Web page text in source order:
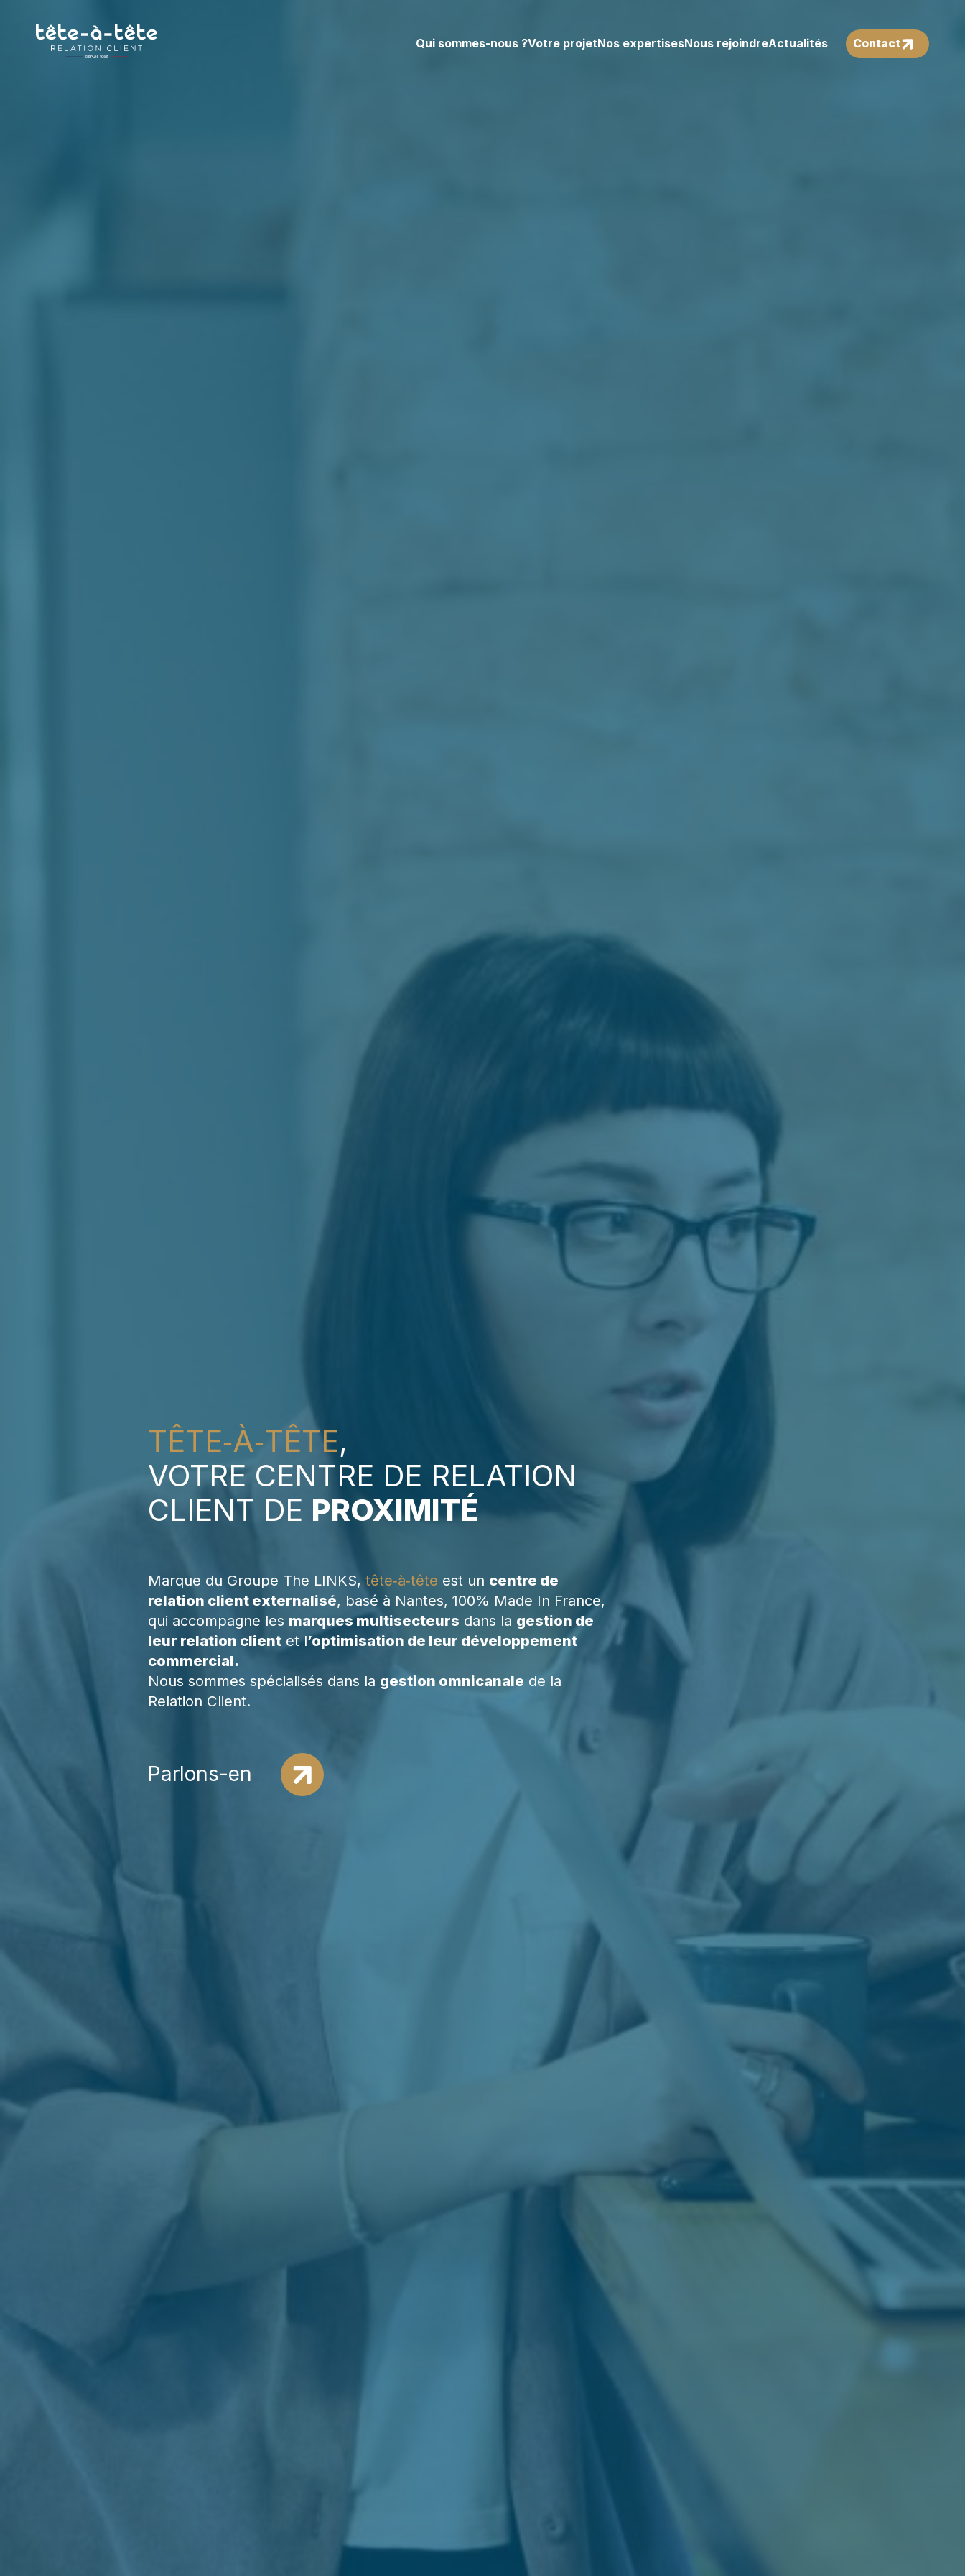
Qui sommes-nous ?Votre projetNos expertisesNous rejoindreActualités Contact
TÊTE‑À‑TÊTE,
VOTRE CENTRE DE RELATION
CLIENT DE PROXIMITÉ
Marque du Groupe The LINKS,tête‑à‑tête est un centre de
relation client externalisé, basé à Nantes, 100% Made In France,
qui accompagne les marques multisecteurs dans la gestion de
leur relation client et l’optimisation de leur développement
commercial.
Nous sommes spécialisés dans la gestion omnicanale de la
Relation Client.
Parlons-en